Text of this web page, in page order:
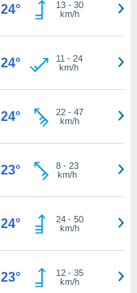
24° 13- 30
km/h
24° 11 - 24
km/h
24° 22- 47
km/h
23° 8- 23
km/h
24° 24- 50
km/h
23° 12- 35
km/h